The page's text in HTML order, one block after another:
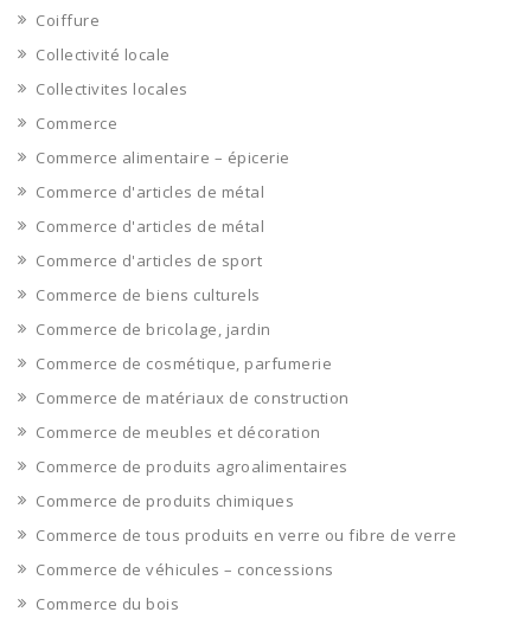
Coiffure
Collectivité locale
Collectivites locales
Commerce
Commerce alimentaire – épicerie
Commerce d'articles de métal
Commerce d'articles de métal
Commerce d'articles de sport
Commerce de biens culturels
Commerce de bricolage, jardin
Commerce de cosmétique, parfumerie
Commerce de matériaux de construction
Commerce de meubles et décoration
Commerce de produits agroalimentaires
Commerce de produits chimiques
Commerce de tous produits en verre ou fibre de verre
Commerce de véhicules – concessions
Commerce du bois